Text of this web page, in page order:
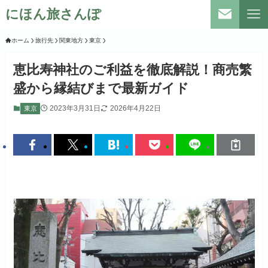
にほん旅さんぽ
ホーム 旅行先 関東地方 東京
恵比寿神社のご利益を徹底解説！商売繁
盛から縁結びまで最新ガイド
東京 2023年3月31日 2026年4月22日